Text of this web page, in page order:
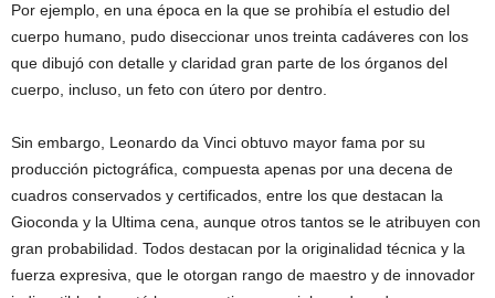
Por ejemplo, en una época en la que se prohibía el estudio del
cuerpo humano, pudo diseccionar unos treinta cadáveres con los
que dibujó con detalle y claridad gran parte de los órganos del
cuerpo, incluso, un feto con útero por dentro.
Sin embargo, Leonardo da Vinci obtuvo mayor fama por su
producción pictográfica, compuesta apenas por una decena de
cuadros conservados y certificados, entre los que destacan la
Gioconda y la Ultima cena, aunque otros tantos se le atribuyen con
gran probabilidad. Todos destacan por la originalidad técnica y la
fuerza expresiva, que le otorgan rango de maestro y de innovador